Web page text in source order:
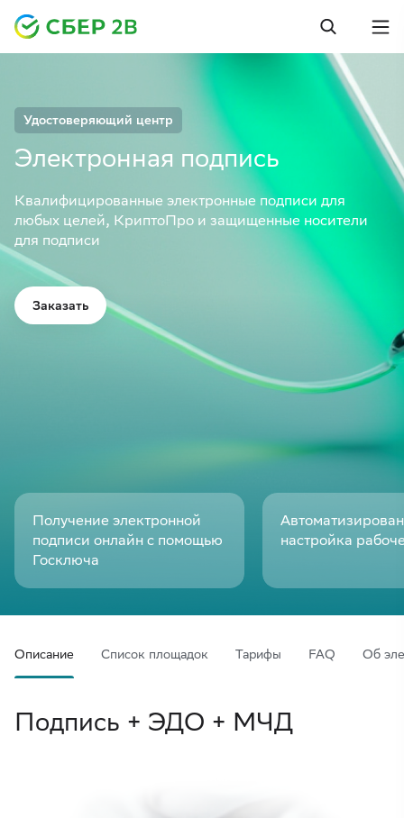
Удостоверяющий центр
Электронная подпись
Квалифицированные электронные подписи для
любых целей, КриптоПро и защищенные носители
для подписи
Заказать
Получение электронной
подписи онлайн с помощью
Госключа
настройка
Описание Список площадок Тарифы FAQ Об
Подпись + ЭДО + МЧД